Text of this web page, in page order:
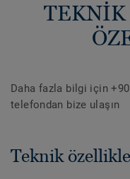
TEKNİK
Daha fazla bilgi için
telefondan bize ulaşın
Teknik